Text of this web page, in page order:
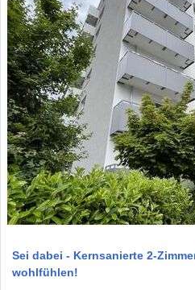
Sei dabei - Kernsanierte 2-
wohlfühlen!